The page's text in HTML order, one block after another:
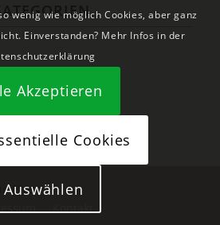
Etter
Kontakt
wenig wie möglich Cookies, aber ganz
Einverstanden? Mehr Infos in der
Akzeptieren
Cookies
Auswählen